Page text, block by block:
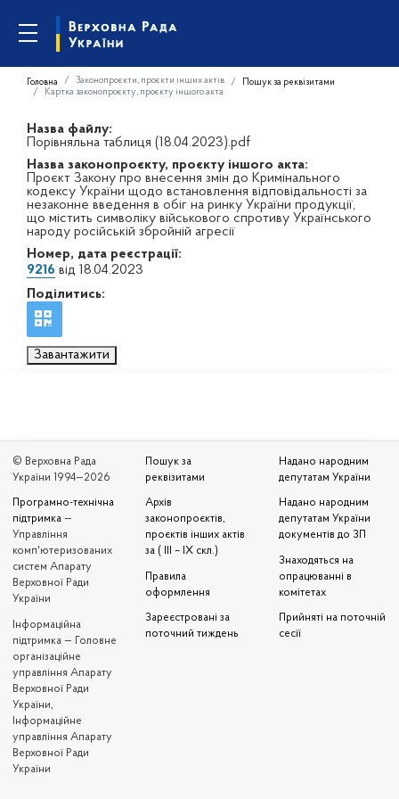
Головна Законопроєкти, проєкти інших актів
Пошук за реквізитами
Картка законопроєкту, проєкту іншого акта
Назва файлу:
Порівняльна таблиця (18.04.2023).pdf
Назва законопроєкту, проєкту іншого акта:
Проєкт Закону про внесення змін до Кримінального
кодексу України щодо встановлення відповідальності за
незаконне введення в обіг на ринку України продукції,
що містить символіку військового спротиву Українського
народу російській збройній агресії
Номер, дата реєстрації:
9216 від 18.04.2023
Поділитись:
Завантажити
© Верховна Рада
України 1994—2026
Програмно-технічна
підтримка —
Управління
комп'ютеризованих
систем Апарату
Верховної Ради
України
Iнформаційна
підтримка — Головне
організаційне
управління Апарату
Верховної Ради
України,
Інформаційне
управління Апарату
Верховної Ради
України
Пошук за
реквізитами
Архів
законопроєктів,
проєктів інших актів
за ( III – IX скл.)
Правила
оформлення
Зареєстровані за
поточний тиждень
Надано народним
депутатам України
Надано народним
депутатам України
документів до ЗП
Знаходяться на
опрацюванні в
комітетах
Прийняті на поточній
сесії